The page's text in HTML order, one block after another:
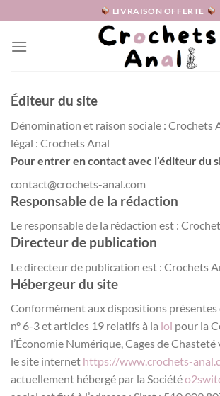
au
contenu
LIVRAISON OFFERTE
Éditeur du site
Dénomination et raison sociale : Crochets
légal : Crochets Anal
Pour entrer en contact avec l’éditeur du
contact@crochets-anal.com
Responsable de la rédaction
Le responsable de la rédaction est :
Directeur de publication
Le directeur de publication est : Crochets
Hébergeur du site
Conformément aux dispositions présentes
n° 6-3 et articles 19 relatifs à la loi pour la
l’Économie Numérique, Cages de
le site internet https://www.crochets-
actuellement hébergé par la Société